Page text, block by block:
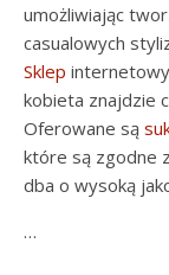
umożliwiając
casualowych
Sklep
kobieta znajdzie
Oferowane są
które są zgodne
dba o wysoką
…